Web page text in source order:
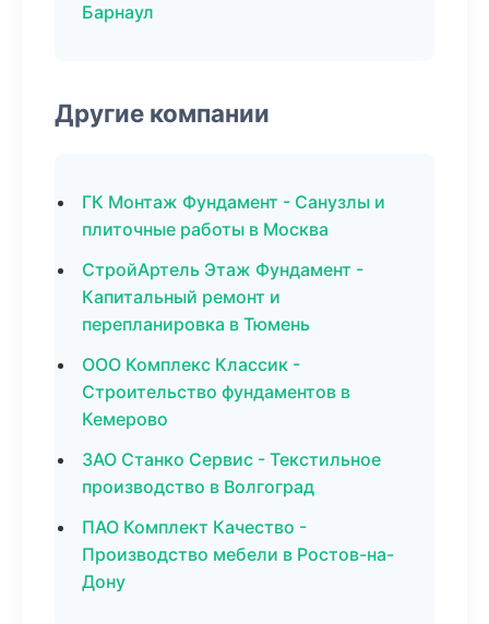
Барнаул
Другие компании
ГК Монтаж Фундамент - Санузлы и
плиточные работы в Москва
СтройАртель Этаж Фундамент -
Капитальный ремонт и
перепланировка в Тюмень
ООО Комплекс Классик -
Строительство фундаментов в
Кемерово
ЗАО Станко Сервис - Текстильное
производство в Волгоград
ПАО Комплект Качество -
Производство мебели в Ростов-на-
Дону